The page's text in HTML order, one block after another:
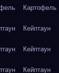
Картофель
Кейптаун
Кейптаун
Кейптаун